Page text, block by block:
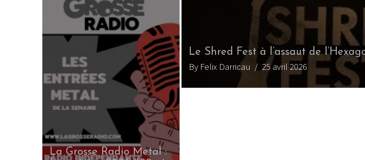
La Grosse Radio Metal :
Le Shred Fest à l’assaut de
By Felix Darricau / 25 avril 2026